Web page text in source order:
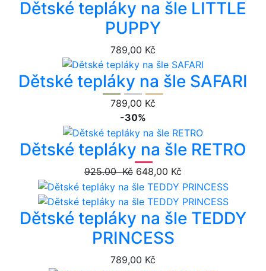
Dětské tepláky na šle LITTLE
PUPPY
789,00 Kč
Dětské tepláky na šle SAFARI
789,00 Kč
-30%
Dětské tepláky na šle RETRO
925.00 Kč 648,00 Kč
Dětské tepláky na šle TEDDY
PRINCESS
789,00 Kč